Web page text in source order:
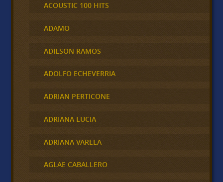
ACOUSTIC 100 HITS
ADAMO
ADILSON RAMOS
ADOLFO ECHEVERRIA
ADRIAN PERTICONE
ADRIANA LUCIA
ADRIANA VARELA
AGLAE CABALLERO